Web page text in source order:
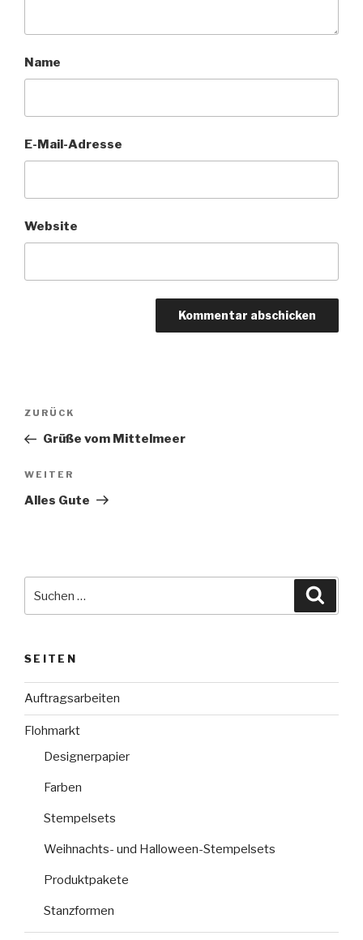
Name
E-Mail-Adresse
Website
Beitragsnavigation
Vorheriger
Beitrag
ZURÜCK
Grüße vom Mittelmeer
Nächster
Beitrag
WEITER
Alles Gute
nach:
SEITEN
Auftragsarbeiten
Flohmarkt
Designerpapier
Farben
Stempelsets
Weihnachts- und Halloween-Stempelsets
Produktpakete
Stanzformen